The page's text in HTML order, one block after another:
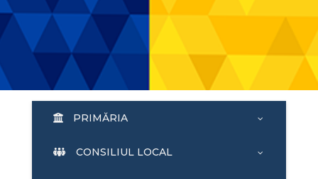
PRIMĂRIA
CONSILIUL LOCAL